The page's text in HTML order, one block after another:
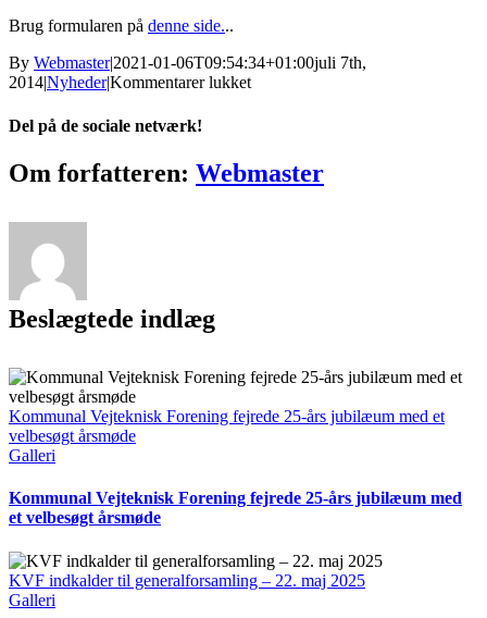
Brug formularen på denne side...
By Webmaster|2021-01-06T09:54:34+01:00juli 7th,
2014|Nyheder|Kommentarer lukkettil
KVF
Del på de sociale netværk!
Facebook
Twitter
Reddit
LinkedIn
Tumblr
Pinterest
Vk
E-
mail
Om forfatteren: Webmaster
Beslægtede indlæg
Kommunal Vejteknisk Forening fejrede 25-års jubilæum med et
velbesøgt årsmøde
Galleri
Kommunal Vejteknisk Forening fejrede 25-års jubilæum med
et velbesøgt årsmøde
KVF indkalder til generalforsamling – 22. maj 2025
Galleri